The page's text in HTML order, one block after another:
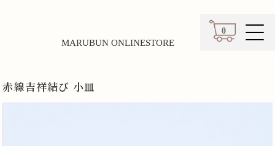
0
カート
MARUBUN ONLINESTORE
赤線吉祥結び 小皿